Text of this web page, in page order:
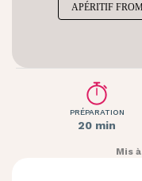
APÉRITIF
PRÉPARATION
20 min
Mis